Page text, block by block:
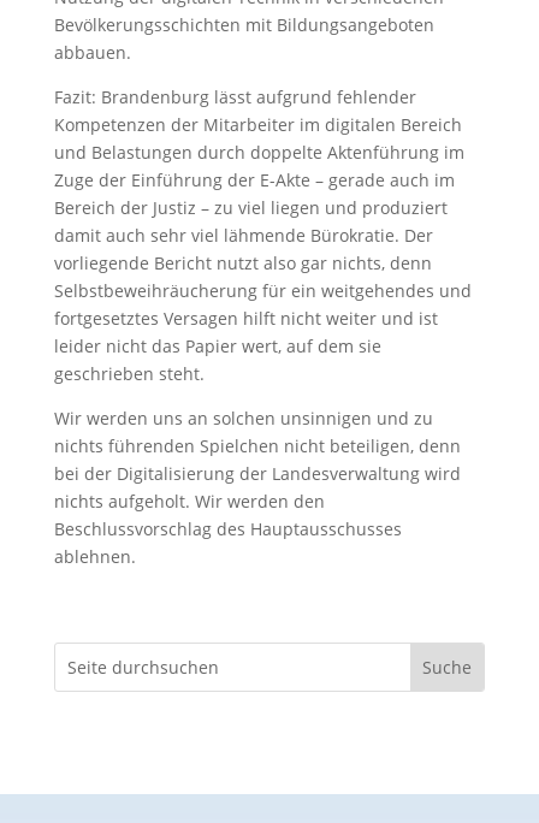
Bevölkerungsschichten mit Bildungsangeboten
abbauen.
Fazit: Brandenburg lässt aufgrund fehlender
Kompetenzen der Mitarbeiter im digitalen Bereich
und Belastungen durch doppelte Aktenführung im
Zuge der Einführung der E-Akte – gerade auch im
Bereich der Justiz – zu viel liegen und produziert
damit auch sehr viel lähmende Bürokratie. Der
vorliegende Bericht nutzt also gar nichts, denn
Selbstbeweihräucherung für ein weitgehendes und
fortgesetztes Versagen hilft nicht weiter und ist
leider nicht das Papier wert, auf dem sie
geschrieben steht.
Wir werden uns an solchen unsinnigen und zu
nichts führenden Spielchen nicht beteiligen, denn
bei der Digitalisierung der Landesverwaltung wird
nichts aufgeholt. Wir werden den
Beschlussvorschlag des Hauptausschusses
ablehnen.